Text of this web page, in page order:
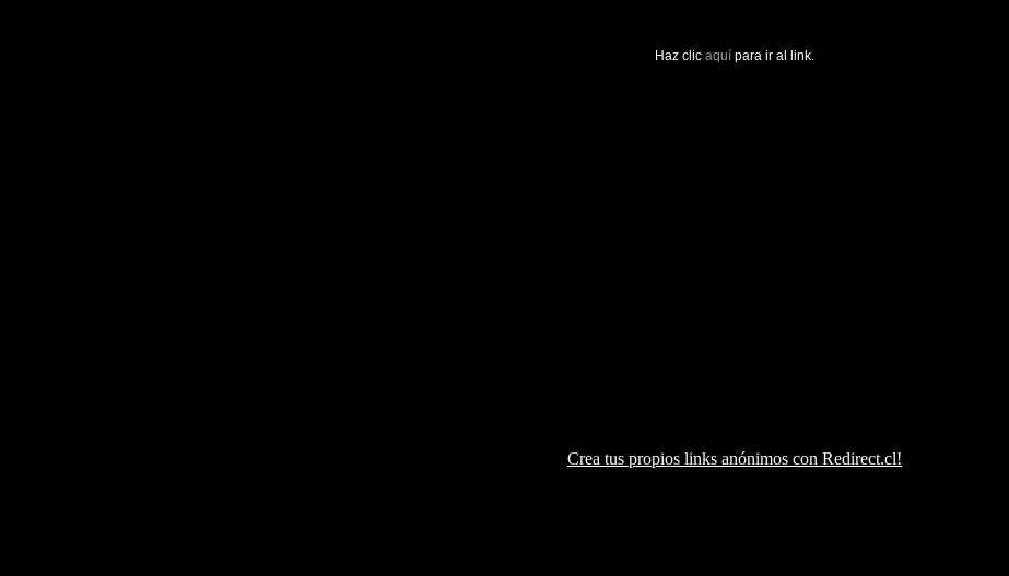
Haz clic aquí para ir al link.
Crea tus propios links anónimos con Redirect.cl!